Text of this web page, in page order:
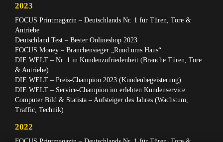
2023
FOCUS Printmagazin – Deutschlands Nr. 1 für Türen, Tore &
Antriebe
Deutschland Test – Bester Onlineshop 2023
FOCUS Money – Branchensieger „Rund ums Haus“
DIE WELT – Nr. 1 in Kundenzufriedenheit (Branche Türen, Tore
& Antriebe)
DIE WELT – Preis-Champion 2023 (Kundenbegeisterung)
DIE WELT – Service-Champion im erlebten Kundenservice
Computer Bild & Statista – Aufsteiger des Jahres (Wachstum,
Traffic, Technik)
2022